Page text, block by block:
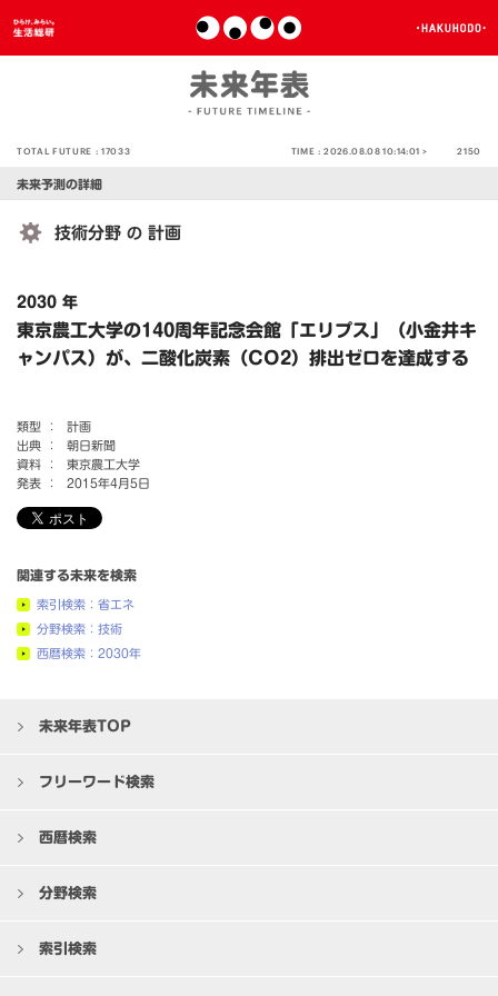
TOTAL FUTURE :17033 TIME :2026.08.08 10:14:01 > 2150
未来予測の詳細
技術分野 の 計画
2030 年
東京農工大学の140周年記念会館「エリプス」（小金井キ
ャンパス）が、二酸化炭素（CO2）排出ゼロを達成する
類型 ：
計画
出典 ：
朝日新聞
資料 ：
東京農工大学
発表 ：
2015年4月5日
関連する未来を検索
索引検索：省エネ
分野検索：技術
西暦検索：2030年
未来年表TOP
フリーワード検索
西暦検索
分野検索
索引検索